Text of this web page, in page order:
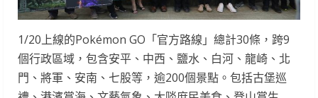
1/20上線的Pokémon GO「官方路線」總計30條，跨9
個行政區域，包含安平、中西、鹽水、白河、龍崎、北
門、將軍、安南、七股等，逾200個景點。包括古堡巡